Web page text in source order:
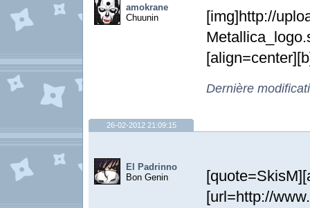
amokrane
Chuunin
[img]http://
Dernière
26-02-2012 21:09:15
El Padrinno
Bon Genin
[url=http://